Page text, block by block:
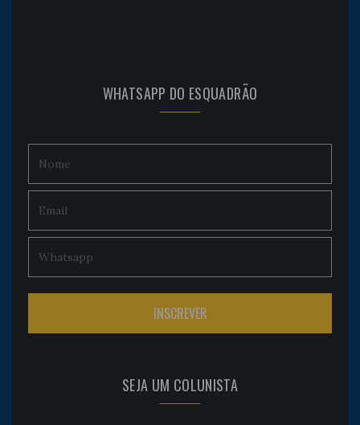
WHATSAPP DO ESQUADRÃO
SEJA UM COLUNISTA